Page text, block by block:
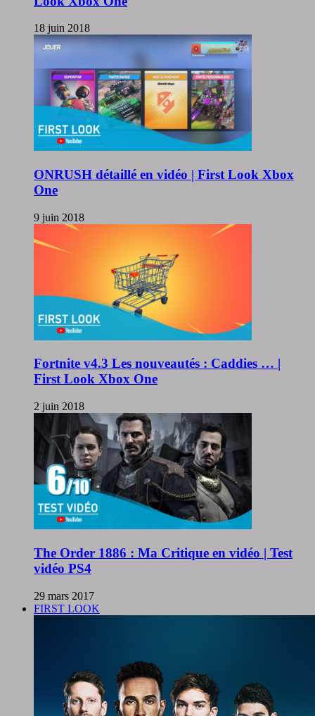
18 juin 2018
ONRUSH détaillé en vidéo | First Look Xbox
One
9 juin 2018
Fortnite v4.3 Les nouveautés : Caddies … |
First Look Xbox One
2 juin 2018
The Order 1886 : Ma Critique en vidéo | Test
vidéo PS4
29 mars 2017
FIRST LOOK